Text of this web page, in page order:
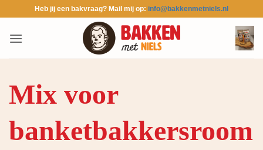
inhoud
Heb jij een bakvraag? Mail mij op: info@bakkenmetniels.nl
Mix voor
banketbakkersroom